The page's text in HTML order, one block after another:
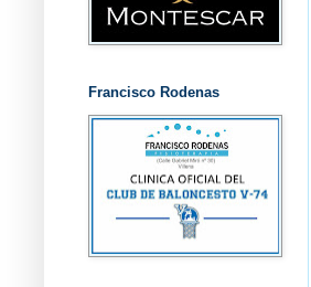
Francisco Rodenas